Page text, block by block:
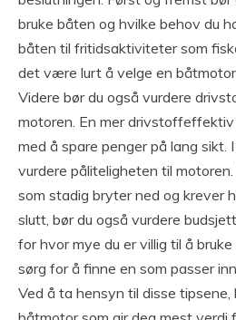
bruke båten og hvilke behov du
båten til fritidsaktiviteter som
det være lurt å velge en
Videre bør du også vurdere
motoren. En mer
med å spare penger på lang sikt.
vurdere påliteligheten til
som stadig bryter ned og krever
slutt, bør du også vurdere
for hvor mye du er villig til å
sørg for å finne en som passer
Ved å ta hensyn til disse tipsene,